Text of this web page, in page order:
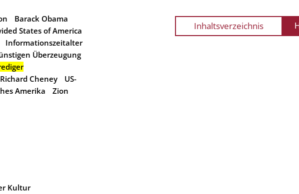
Barack Obama
States of America
Informationszeitalter
Überzeugung
Richard Cheney
US-
Amerika Zion
Inhaltsverzeichnis
Kultur